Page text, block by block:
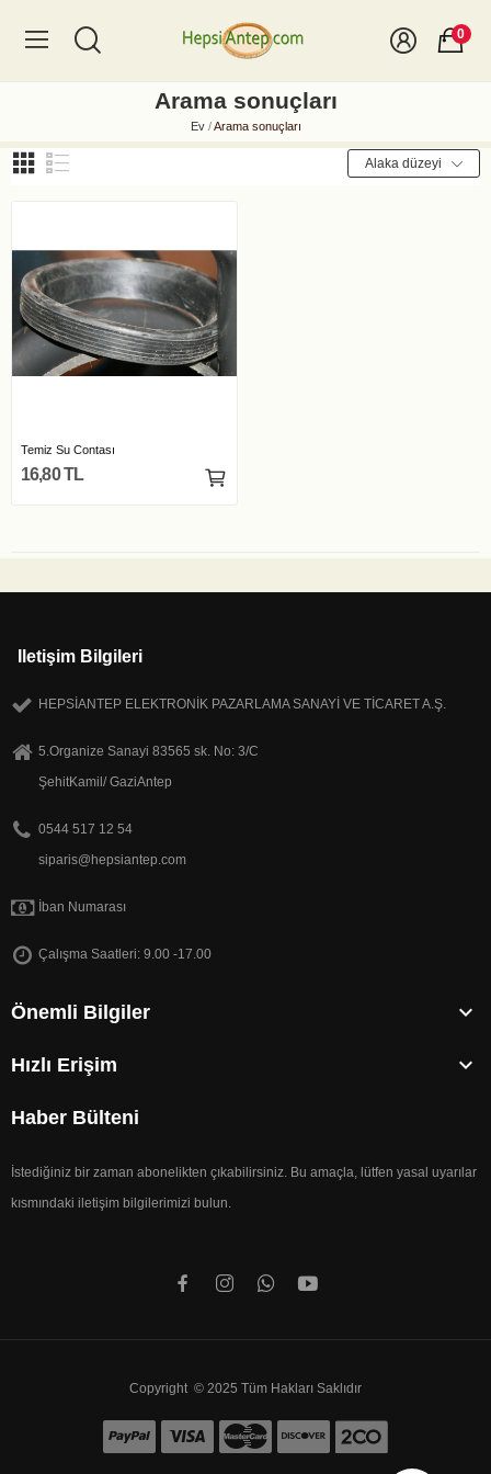
0
Arama sonuçları
Ev Arama sonuçları
Alaka düzeyi
Temiz Su Contası
16,80 TL
Iletişim Bilgileri
HEPSİANTEP ELEKTRONİK PAZARLAMA SANAYİ VE TİCARET A.Ş.
5.Organize Sanayi 83565 sk. No: 3/C
ŞehitKamil/ GaziAntep
0544 517 12 54
siparis@hepsiantep.com
İban Numarası
Çalışma Saatleri: 9.00 -17.00
Önemli Bilgiler 
Hızlı Erişim 
Haber Bülteni
İstediğiniz bir zaman abonelikten çıkabilirsiniz. Bu amaçla, lütfen yasal uyarılar
kısmındaki iletişim bilgilerimizi bulun.
Copyright © 2025 Tüm Hakları Saklıdır